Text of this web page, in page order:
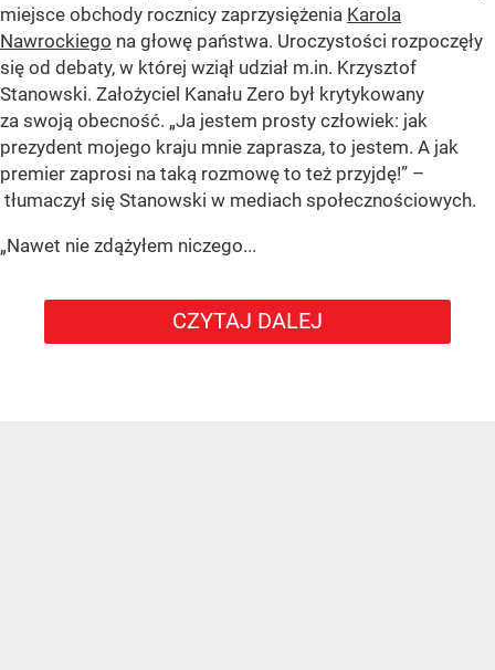
miejsce obchody rocznicy zaprzysiężenia Karola
Nawrockiego na głowę państwa. Uroczystości rozpoczęły
się od debaty, w której wziął udział m.in. Krzysztof
Stanowski. Założyciel Kanału Zero był krytykowany
za swoją obecność. „Ja jestem prosty człowiek: jak
prezydent mojego kraju mnie zaprasza, to jestem. A jak
premier zaprosi na taką rozmowę to też przyjdę!” –
tłumaczył się Stanowski w mediach społecznościowych.
„Nawet nie zdążyłem niczego...
CZYTAJ DALEJ